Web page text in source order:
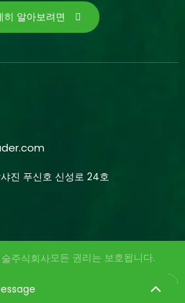
알아보려면
진 푸신호 신성로 24호
주식회사모든 권리는 보호됩니다.